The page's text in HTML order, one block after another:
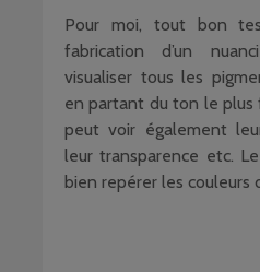
Pour moi, tout bon
fabrication d’un
visualiser tous les
en partant du ton le plus
peut voir également
leur transparence etc.
bien repérer les couleurs